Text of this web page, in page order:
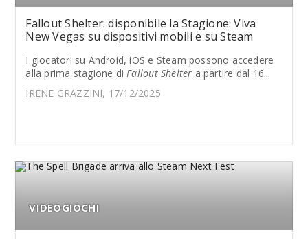
Fallout Shelter: disponibile la Stagione: Viva
New Vegas su dispositivi mobili e su Steam
I giocatori su Android, iOS e Steam possono accedere
alla prima stagione diFallout Shelter a partire dal 16...
IRENE GRAZZINI, 17/12/2025
VIDEOGIOCHI